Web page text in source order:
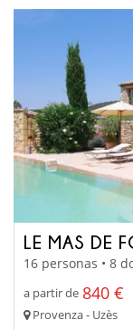
LE MAS DE
16 personas • 8
a partir de 840 €
Provenza - Uzès